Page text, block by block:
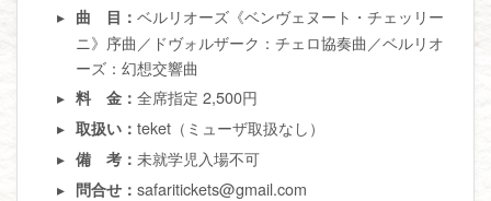
曲 目：ベルリオーズ《ベンヴェヌート・チェッリー
ニ》序曲／ドヴォルザーク：チェロ協奏曲／ベルリオ
ーズ：幻想交響曲
料 金：全席指定 2,500円
取扱い：teket（ミューザ取扱なし）
備 考：未就学児入場不可
問合せ：safaritickets@gmail.com